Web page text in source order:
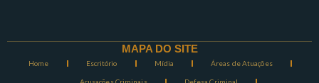
MAPA DO SITE
Home Escritório Mídia Áreas de Atuações